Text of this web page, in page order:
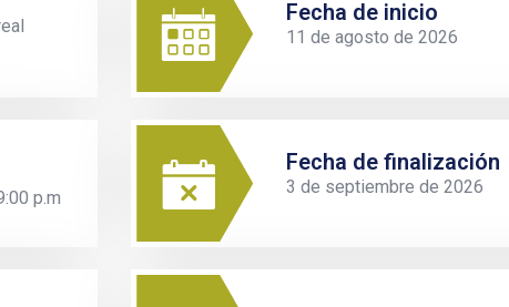
Fecha de inicio
11 de agosto de 2026
p.m
Fecha de finalización
3 de septiembre de 2026